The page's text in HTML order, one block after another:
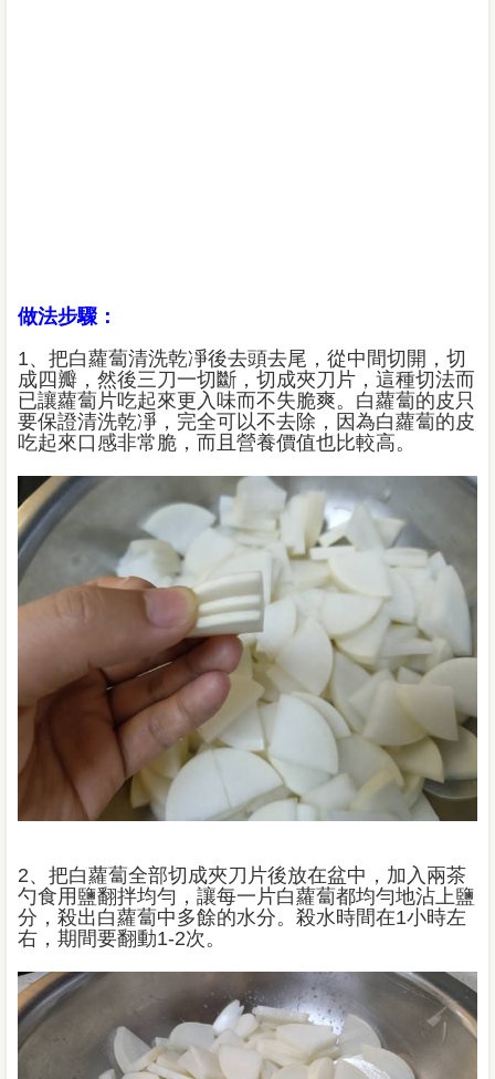
做法步驟：
1、把白蘿蔔清洗乾凈後去頭去尾，從中間切開，切
成四瓣，然後三刀一切斷，切成夾刀片，這種切法而
已讓蘿蔔片吃起來更入味而不失脆爽。白蘿蔔的皮只
要保證清洗乾凈，完全可以不去除，因為白蘿蔔的皮
吃起來口感非常脆，而且營養價值也比較高。
2、把白蘿蔔全部切成夾刀片後放在盆中，加入兩茶
勺食用鹽翻拌均勻，讓每一片白蘿蔔都均勻地沾上鹽
分，殺出白蘿蔔中多餘的水分。殺水時間在1小時左
右，期間要翻動1-2次。